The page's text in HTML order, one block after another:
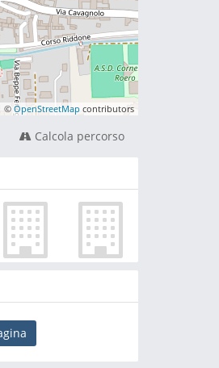
©OpenStreetMap contributors
Calcola percorso